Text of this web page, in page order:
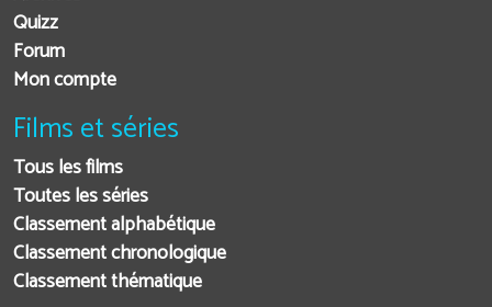
Quizz
Forum
Mon compte
Films et séries
Tous les films
Toutes les séries
Classement alphabétique
Classement chronologique
Classement thématique